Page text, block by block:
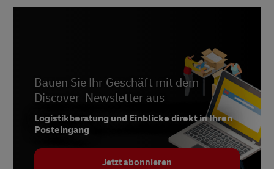
Bauen Sie Ihr Geschäft mit dem
Discover-Newsletter aus
Logistikberatung und Einblicke direkt in Ihren
Posteingang
Jetzt abonnieren